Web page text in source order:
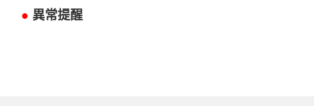
● 異常提醒